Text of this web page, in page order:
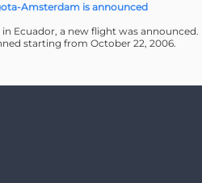
Amsterdam is announced
Ecuador, a new flight was announced.
starting from October 22, 2006.